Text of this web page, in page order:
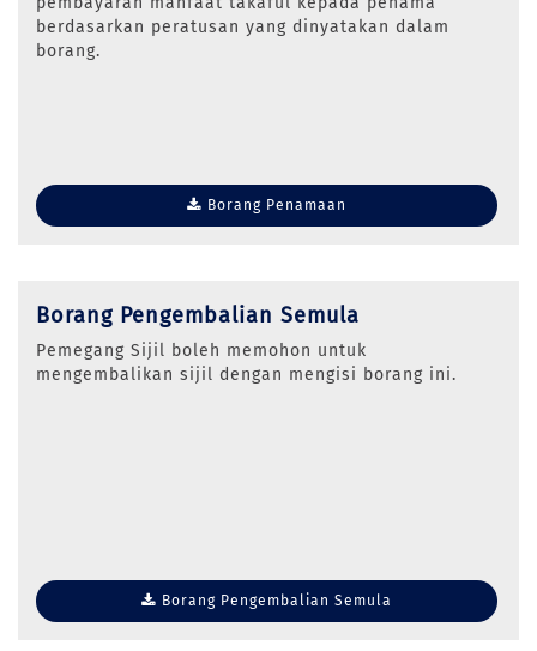
berdasarkan peratusan yang dinyatakan dalam
borang.
Borang Penamaan
Borang Pengembalian Semula
Pemegang Sijil boleh memohon untuk
mengembalikan sijil dengan mengisi borang ini.
Borang Pengembalian Semula